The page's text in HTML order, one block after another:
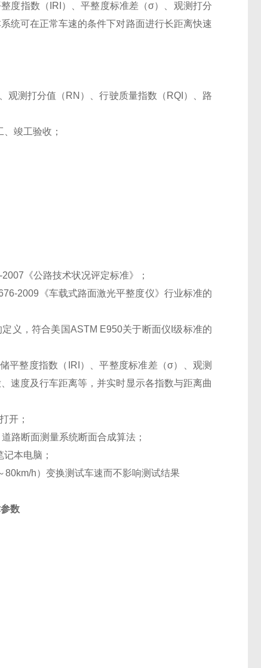
度指数（IRI）、平整度标准差（σ）、观测打分
统可在正常车速的条件下对路面进行长距离快速
观测打分值（RN）、行驶质量指数（RQI）、路
竣工验收；
《公路技术状况评定标准》；
2009《车载式路面激光平整度仪》行业标准的
义，符合美国ASTM E950关于断面仪Ι级标准的
平整度指数（IRI）、平整度标准差（σ）、观测
速度及行车距离等，并实时显示各指数与距离曲
开；
路断面测量系统断面合成算法；
本电脑；
h）变换测试车速而不影响测试结果
数